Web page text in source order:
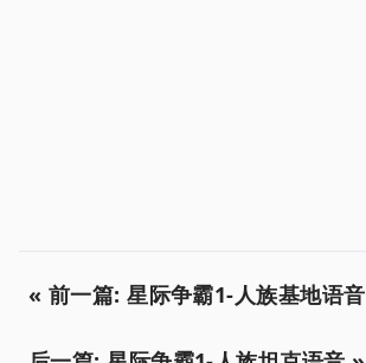
« 前一篇: 星际争霸1-人族基地语音